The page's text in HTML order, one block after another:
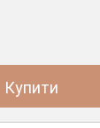
Купити